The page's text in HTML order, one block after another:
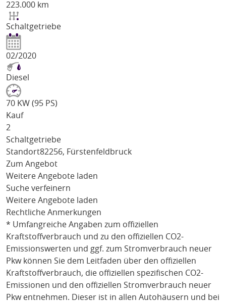
223.000 km
Schaltgetriebe
02/2020
Diesel
70 KW (95 PS)
Kauf
2
Schaltgetriebe
Standort82256, Fürstenfeldbruck
Zum Angebot
Weitere Angebote laden
Suche verfeinern
Weitere Angebote laden
Rechtliche Anmerkungen
* Umfangreiche Angaben zum offiziellen
Kraftstoffverbrauch und zu den offiziellen CO2-
Emissionswerten und ggf. zum Stromverbrauch neuer
Pkw können Sie dem Leitfaden über den offiziellen
Kraftstoffverbrauch, die offiziellen spezifischen CO2-
Emissionen und den offiziellen Stromverbrauch neuer
Pkw entnehmen. Dieser ist in allen Autohäusern und bei